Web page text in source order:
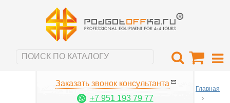
Заказать звонок консультанта
+7 951 193 79 77
Главная